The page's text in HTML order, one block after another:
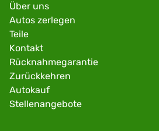
Über uns
Autos zerlegen
Teile
Kontakt
Rücknahmegarantie
Zurückkehren
Autokauf
Stellenangebote